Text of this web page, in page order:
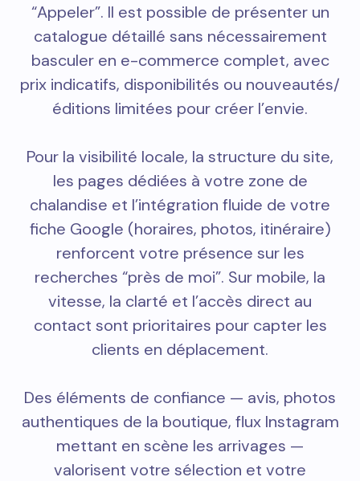
“Appeler”. Il est possible de présenter un
catalogue détaillé sans nécessairement
basculer en e-commerce complet, avec
prix indicatifs, disponibilités ou nouveautés/
éditions limitées pour créer l’envie.
Pour la visibilité locale, la structure du site,
les pages dédiées à votre zone de
chalandise et l’intégration fluide de votre
fiche Google (horaires, photos, itinéraire)
renforcent votre présence sur les
recherches “près de moi”. Sur mobile, la
vitesse, la clarté et l’accès direct au
contact sont prioritaires pour capter les
clients en déplacement.
Des éléments de confiance — avis, photos
authentiques de la boutique, flux Instagram
mettant en scène les arrivages —
valorisent votre sélection et votre